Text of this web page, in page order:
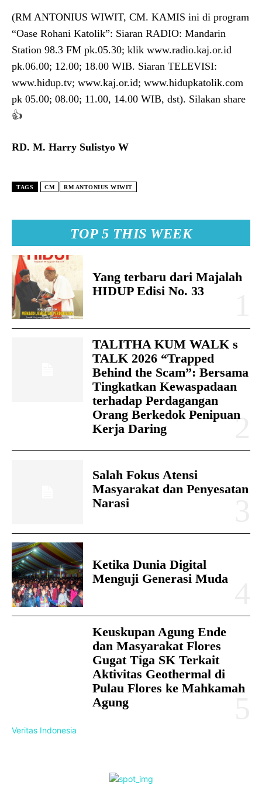
TOP 5 THIS WEEK
Yang terbaru dari Majalah
HIDUP Edisi No. 33
TALITHA KUM WALK s
TALK 2026 “Trapped
Behind the Scam”: Bersama
Tingkatkan Kewaspadaan
terhadap Perdagangan
Orang Berkedok Penipuan
Kerja Daring
Salah Fokus Atensi
Masyarakat dan Penyesatan
Narasi
Ketika Dunia Digital
Menguji Generasi Muda
Keuskupan Agung Ende
dan Masyarakat Flores
Gugat Tiga SK Terkait
Aktivitas Geothermal di
Pulau Flores ke Mahkamah
Agung
Veritas Indonesia
(RM ANTONIUS WIWIT, CM. KAMIS ini di program
“Oase Rohani Katolik”: Siaran RADIO: Mandarin
Station 98.3 FM pk.05.30; klik www.radio.kaj.or.id
pk.06.00; 12.00; 18.00 WIB. Siaran TELEVISI:
www.hidup.tv; www.kaj.or.id; www.hidupkatolik.com
pk 05.00; 08.00; 11.00, 14.00 WIB, dst). Silakan share
👍
RD. M. Harry Sulistyo W
TAGS CM RM ANTONIUS WIWIT